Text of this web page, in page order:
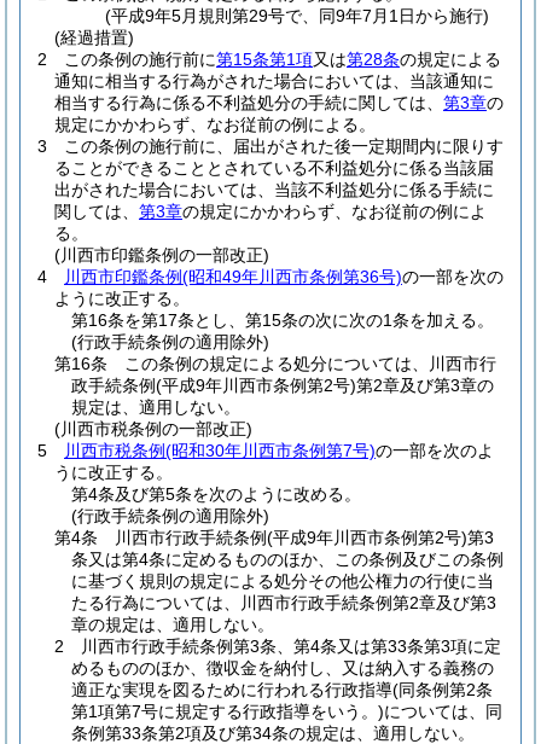
(平成9年5月規則第29号で、同9年7月1日から施行)
(経過措置)
2
この条例の施行前に第15条第1項又は第28条の規定による
通知に相当する行為がされた場合においては、当該通知に
相当する行為に係る不利益処分の手続に関しては、 第3章の
規定にかかわらず、なお従前の例による。
3
この条例の施行前に、届出がされた後一定期間内に限りす
ることができることとされている不利益処分に係る当該届
出がされた場合においては、当該不利益処分に係る手続に
関しては、 第3章の規定にかかわらず、なお従前の例によ
る。
(川西市印鑑条例の一部改正)
4
川西市印鑑条例(昭和49年川西市条例第36号)の一部を次の
ように改正する。
第16条を第17条とし、第15条の次に次の1条を加える。
(行政手続条例の適用除外)
第16条 この条例の規定による処分については、川西市行
政手続条例(平成9年川西市条例第2号)第2章及び第3章の
規定は、適用しない。
(川西市税条例の一部改正)
5
川西市税条例(昭和30年川西市条例第7号)の一部を次のよ
うに改正する。
第4条及び第5条を次のように改める。
(行政手続条例の適用除外)
第4条 川西市行政手続条例(平成9年川西市条例第2号)第3
条又は第4条に定めるもののほか、この条例及びこの条例
に基づく規則の規定による処分その他公権力の行使に当
たる行為については、川西市行政手続条例第2章及び第3
章の規定は、適用しない。
2 川西市行政手続条例第3条、第4条又は第33条第3項に定
めるもののほか、徴収金を納付し、又は納入する義務の
適正な実現を図るために行われる行政指導(同条例第2条
第1項第7号に規定する行政指導をいう。)については、同
条例第33条第2項及び第34条の規定は、適用しない。